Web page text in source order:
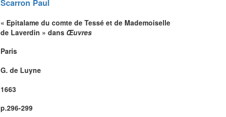
Scarron Paul
« Epitalame du comte de Tessé et de Mademoiselle
de Laverdin » dans Œuvres
Paris
G. de Luyne
1663
p.296-299